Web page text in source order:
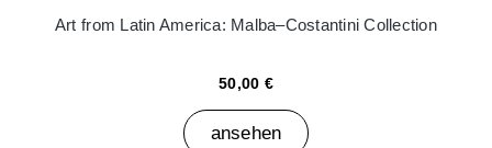
Art from Latin America: Malba–Costantini Collection
50,00 €
ansehen